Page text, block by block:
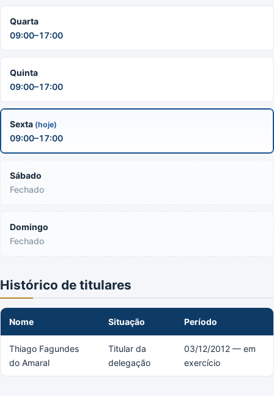
Quarta
09:00–17:00
Quinta
09:00–17:00
Sexta (hoje)
09:00–17:00
Sábado
Fechado
Domingo
Fechado
Histórico de titulares
Nome Situação Período
Thiago Fagundes
do Amaral
Titular da
delegação
03/12/2012 — em
exercício